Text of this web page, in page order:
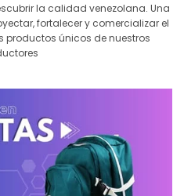
la calidad venezolana. Una
fortalecer y comercializar el
productos únicos de nuestros